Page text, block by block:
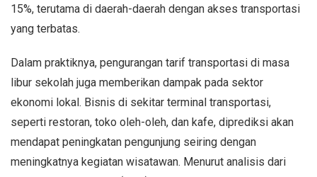
15%, terutama di daerah-daerah dengan akses transportasi
yang terbatas.
Dalam praktiknya, pengurangan tarif transportasi di masa
libur sekolah juga memberikan dampak pada sektor
ekonomi lokal. Bisnis di sekitar terminal transportasi,
seperti restoran, toko oleh-oleh, dan kafe, diprediksi akan
mendapat peningkatan pengunjung seiring dengan
meningkatnya kegiatan wisatawan. Menurut analisis dari